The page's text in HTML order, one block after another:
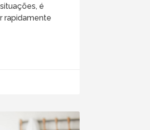
é
rapidamente